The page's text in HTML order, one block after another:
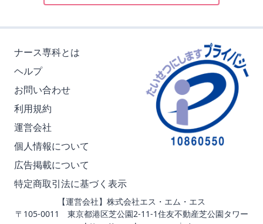
ナース専科とは
ヘルプ
お問い合わせ
利用規約
運営会社
個人情報について
広告掲載について
特定商取引法に基づく表示
【運営会社】株式会社エス・エム・エス
〒105-0011 東京都港区芝公園2-11-1住友不動産芝公園タワー